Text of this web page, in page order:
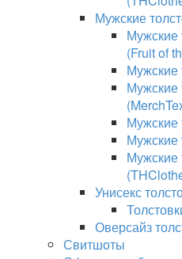
Мужские
Мужские
(Fruit of
Мужские
Мужские
Мужские
Мужские
Мужские
Унисекс
Оверсайз
Свитшоты